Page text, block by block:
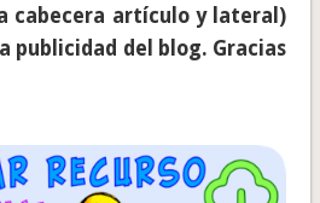
cabecera artículo y lateral)
publicidad del blog. Gracias